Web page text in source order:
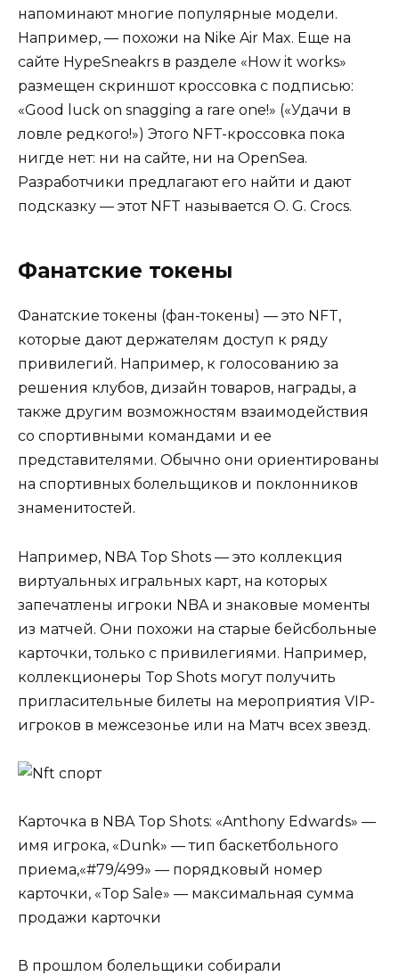
напоминают многие популярные модели.
Например, — похожи на Nike Air Max. Еще на
сайте HypeSneakrs в разделе «How it works»
размещен скриншот кроссовка с подписью:
«Good luck on snagging a rare one!» («Удачи в
ловле редкого!») Этого NFT-кроссовка пока
нигде нет: ни на сайте, ни на OpenSea.
Разработчики предлагают его найти и дают
подсказку — этот NFT называется O. G. Crocs.
Фанатские токены
Фанатские токены (фан-токены) — это NFT,
которые дают держателям доступ к ряду
привилегий. Например, к голосованию за
решения клубов, дизайн товаров, награды, а
также другим возможностям взаимодействия
со спортивными командами и ее
представителями. Обычно они ориентированы
на спортивных болельщиков и поклонников
знаменитостей.
Например, NBA Top Shots — это коллекция
виртуальных игральных карт, на которых
запечатлены игроки NBA и знаковые моменты
из матчей. Они похожи на старые бейсбольные
карточки, только с привилегиями. Например,
коллекционеры Top Shots могут получить
пригласительные билеты на мероприятия VIP-
игроков в межсезонье или на Матч всех звезд.
Карточка в NBA Top Shots: «Anthony Edwards» —
имя игрока, «Dunk» — тип баскетбольного
приема,«#79/499» — порядковый номер
карточки, «Top Sale» — максимальная сумма
продажи карточки
В прошлом болельщики собирали